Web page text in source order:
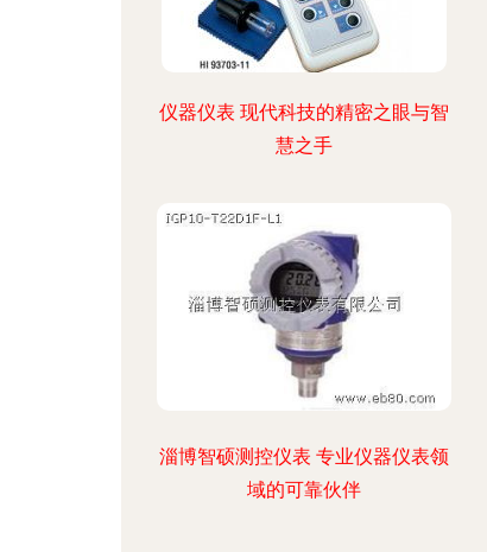
仪器仪表 现代科技的精密之眼与智
慧之手
淄博智硕测控仪表 专业仪器仪表领
域的可靠伙伴